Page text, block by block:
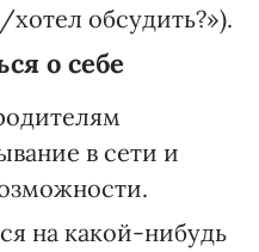
обсудить?»).
о себе
в сети и
на какой-нибудь